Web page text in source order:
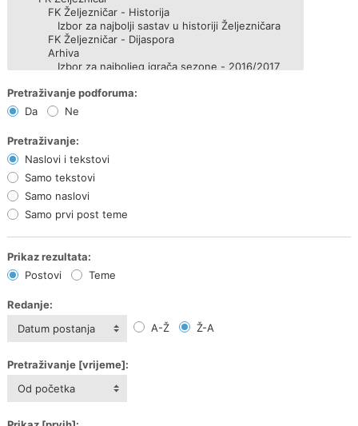
Pretraživanje podforuma:
Da
Ne
Pretraživanje:
Naslovi i tekstovi
Samo tekstovi
Samo naslovi
Samo prvi post teme
Prikaz rezultata:
Postovi
Teme
Redanje:
Datum postanja
A-Ž Ž-A
Pretraživanje [vrijeme]:
Od početka